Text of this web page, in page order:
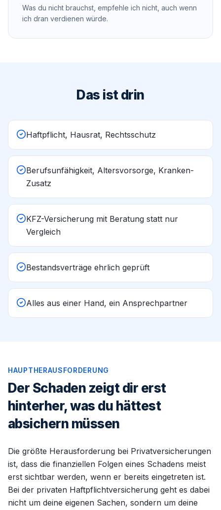
Was du nicht brauchst, empfehle ich nicht, auch wenn
ich dran verdienen würde.
Das ist drin
Haftpflicht, Hausrat, Rechtsschutz
Berufsunfähigkeit, Altersvorsorge, Kranken-
Zusatz
KFZ-Versicherung mit Beratung statt nur
Vergleich
Bestandsverträge ehrlich geprüft
Alles aus einer Hand, ein Ansprechpartner
HAUPTHERAUSFORDERUNG
Der Schaden zeigt dir erst
hinterher, was du hättest
absichern müssen
Die größte Herausforderung bei Privatversicherungen
ist, dass die finanziellen Folgen eines Schadens meist
erst sichtbar werden, wenn er bereits eingetreten ist.
Bei der privaten Haftpflichtversicherung geht es dabei
nicht um deine eigenen Sachen, sondern um deine